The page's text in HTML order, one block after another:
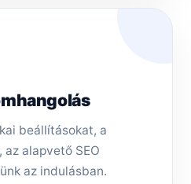
beállításokat, a
alapvető SEO
az indulásban.